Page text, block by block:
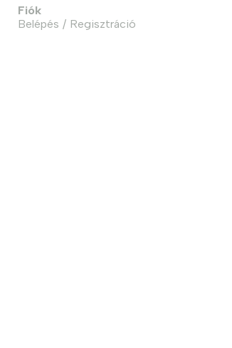
Fiók
Belépés / Regisztráció